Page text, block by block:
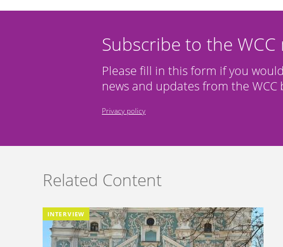
Subscribe to the WCC
Please fill in this form if you
news and updates from the WCC
Privacy policy
Related Content
INTERVIEW